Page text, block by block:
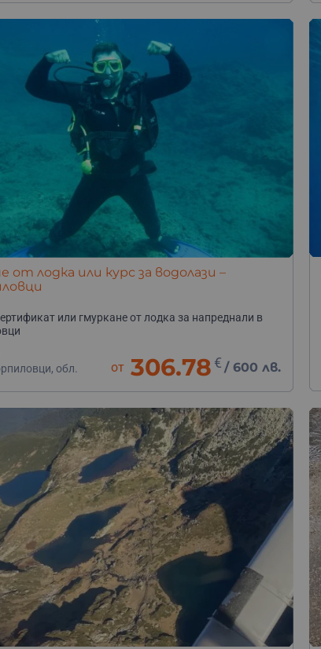
от лодка или курс за водолази –
или гмуркане от лодка за напреднали в
обл.
от 306.78 € /600 лв.